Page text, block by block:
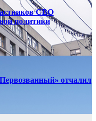
СВО
политики
отчалил